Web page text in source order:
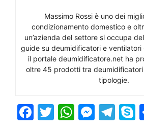
Massimo Rossi è uno dei
condizionamento domestico e
un’azienda del settore si occupa
guide su deumidificatori e ventilatori
il portale deumidificatore.net ha
oltre 45 prodotti tra
tipologie.
F
T
W M T